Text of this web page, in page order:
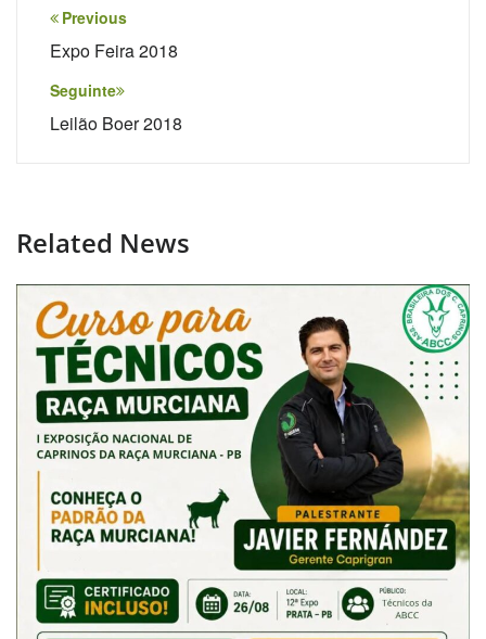
Navegação
de
Post
Previous
Expo Feira 2018
Seguinte
Leilão Boer 2018
Related News